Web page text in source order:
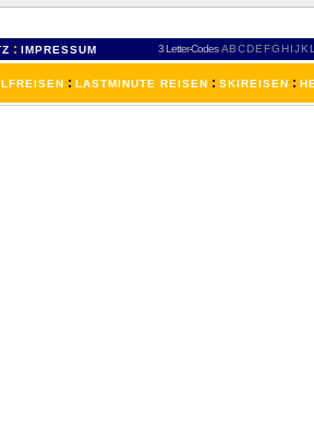
: IMPRESSUM 3 Letter-Codes ABCDEFGH IJKL
: LASTMINUTE REISEN : SKIREISEN :